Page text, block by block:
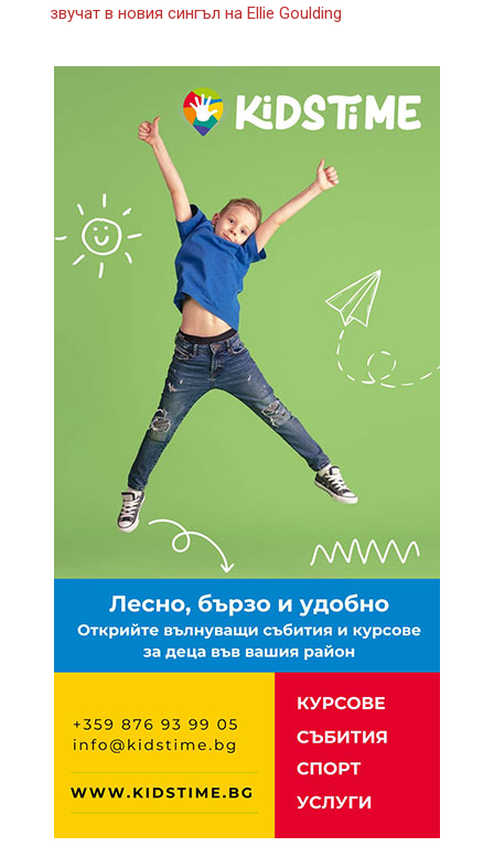
звучат в новия сингъл на Ellie Goulding